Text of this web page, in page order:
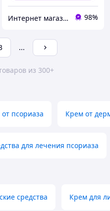
Интернет магазин Шкарпетка 98%
...
из 300+
псориаза Крем от
для лечения псориаза
средства Крем для